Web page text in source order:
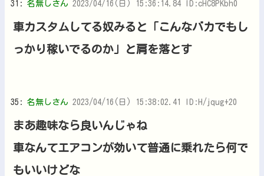
31: 名無しさん 2023/04/16(日) 15:36:14.84 ID:cHC8PKbh0
車カスタムしてる奴みると「こんなバカでもし
っかり稼いでるのか」と肩を落とす
35: 名無しさん 2023/04/16(日) 15:38:02.41 ID:H/jqug+20
まあ趣味なら良いんじゃね
車なんてエアコンが効いて普通に乗れたら何で
もいいけどな